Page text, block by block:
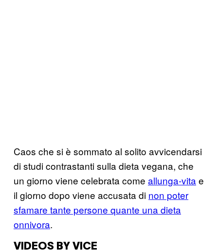
Caos che si è sommato al solito avvicendarsi
di studi contrastanti sulla dieta vegana, che
un giorno viene celebrata come allunga-vita e
il giorno dopo viene accusata di non poter
sfamare tante persone quante una dieta
onnivora.
VIDEOS BY VICE